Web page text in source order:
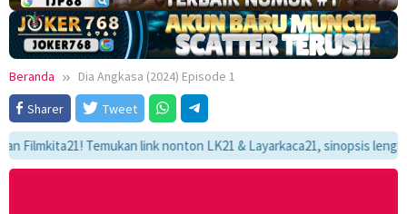
Beranda
Dia Angkasa (2024) Episode 1
Sharer
Tweet
Temukan link nonton LK21 & Layarkaca21, sinopsis